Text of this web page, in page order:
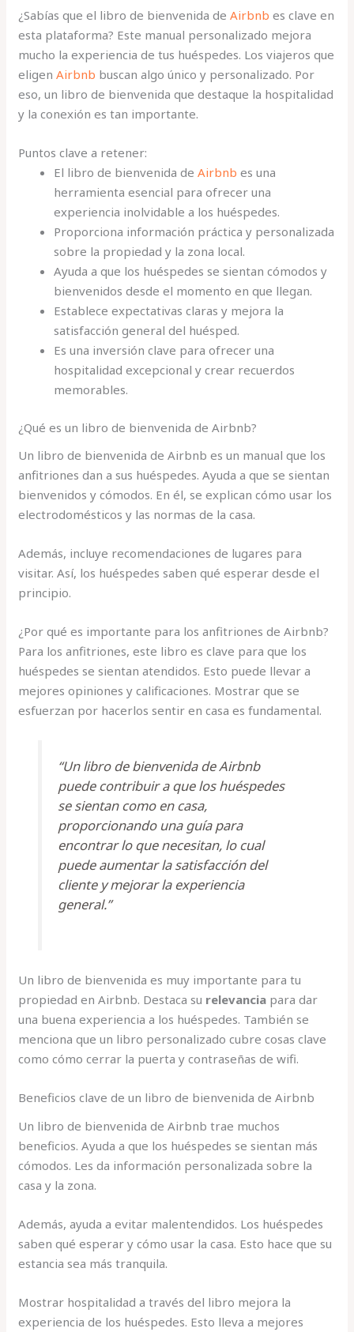
¿Sabías que el libro de bienvenida deAirbnb es clave en
esta plataforma? Este manual personalizado mejora
mucho la experiencia de tus huéspedes. Los viajeros que
eligenAirbnb buscan algo único y personalizado. Por
eso, un libro de bienvenida que destaque la hospitalidad
y la conexión es tan importante.
Puntos clave a retener:
El libro de bienvenida deAirbnb es una
herramienta esencial para ofrecer una
experiencia inolvidable a los huéspedes.
Proporciona información práctica y personalizada
sobre la propiedad y la zona local.
Ayuda a que los huéspedes se sientan cómodos y
bienvenidos desde el momento en que llegan.
Establece expectativas claras y mejora la
satisfacción general del huésped.
Es una inversión clave para ofrecer una
hospitalidad excepcional y crear recuerdos
memorables.
¿Qué es un libro de bienvenida de Airbnb?
Un libro de bienvenida de Airbnb es un manual que los
anfitriones dan a sus huéspedes. Ayuda a que se sientan
bienvenidos y cómodos. En él, se explican cómo usar los
electrodomésticos y las normas de la casa.
Además, incluye recomendaciones de lugares para
visitar. Así, los huéspedes saben qué esperar desde el
principio.
¿Por qué es importante para los anfitriones de Airbnb?
Para los anfitriones, este libro es clave para que los
huéspedes se sientan atendidos. Esto puede llevar a
mejores opiniones y calificaciones. Mostrar que se
esfuerzan por hacerlos sentir en casa es fundamental.
“Un libro de bienvenida de Airbnb
puede contribuir a que los huéspedes
se sientan como en casa,
proporcionando una guía para
encontrar lo que necesitan, lo cual
puede aumentar la satisfacción del
cliente y mejorar la experiencia
general.”
Un libro de bienvenida es muy importante para tu
propiedad en Airbnb. Destaca su relevancia para dar
una buena experiencia a los huéspedes. También se
menciona que un libro personalizado cubre cosas clave
como cómo cerrar la puerta y contraseñas de wifi.
Beneficios clave de un libro de bienvenida de Airbnb
Un libro de bienvenida de Airbnb trae muchos
beneficios. Ayuda a que los huéspedes se sientan más
cómodos. Les da información personalizada sobre la
casa y la zona.
Además, ayuda a evitar malentendidos. Los huéspedes
saben qué esperar y cómo usar la casa. Esto hace que su
estancia sea más tranquila.
Mostrar hospitalidad a través del libro mejora la
experiencia de los huéspedes. Esto lleva a mejores